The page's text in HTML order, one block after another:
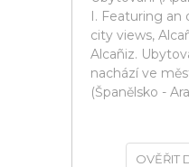
I. Featuring an
city views,
Alcañiz.
nachází ve
(Španělsko -
OVĚŘIT